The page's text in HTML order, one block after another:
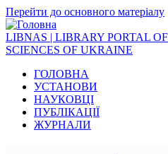
Перейти до основного матеріалу
LIBNAS | LIBRARY PORTAL
SCIENCES OF UKRAINE
ГОЛОВНА
УСТАНОВИ
НАУКОВЦІ
ПУБЛІКАЦІЇ
ЖУРНАЛИ